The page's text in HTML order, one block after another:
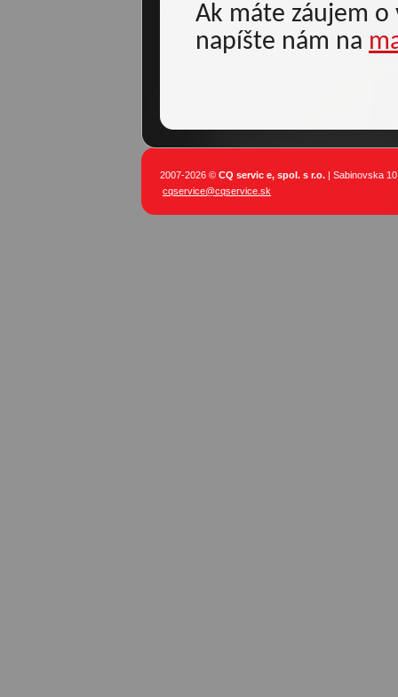
Ak máte záujem
napíšte nám na
2007-2026 © CQ servic e, spol. s r.o. | Sabinovska
cqservice@cqservice.sk